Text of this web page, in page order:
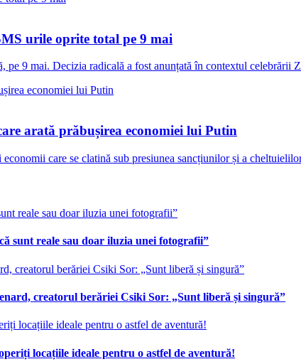
urile oprite total pe 9 mai
pe 9 mai. Decizia radicală a fost anunțată în contextul celebrării
arată prăbușirea economiei lui Putin
care se clatină sub presiunea sancțiunilor și a
sunt reale sau doar iluzia unei fotografii”
creatorul berăriei Csiki Sor: „Sunt liberă și singură”
locațiile ideale pentru o astfel de aventură!